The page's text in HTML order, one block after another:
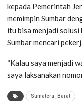
kepada Pemerintah
memimpin Sumbar
itu bisa menjadi
Sumbar mencari
“Kalau saya menjadi
saya laksanakan
Sumatera_Barat